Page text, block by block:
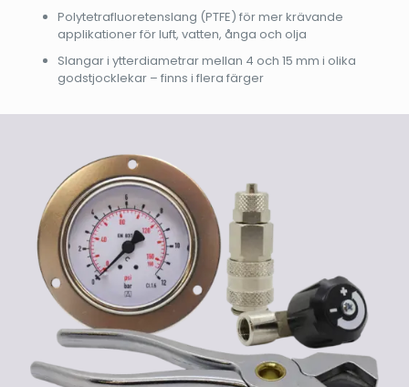
Polytetrafluoretenslang (PTFE) för mer krävande
applikationer för luft, vatten, ånga och olja
Slangar i ytterdiametrar mellan 4 och 15 mm i olika
godstjocklekar – finns i flera färger